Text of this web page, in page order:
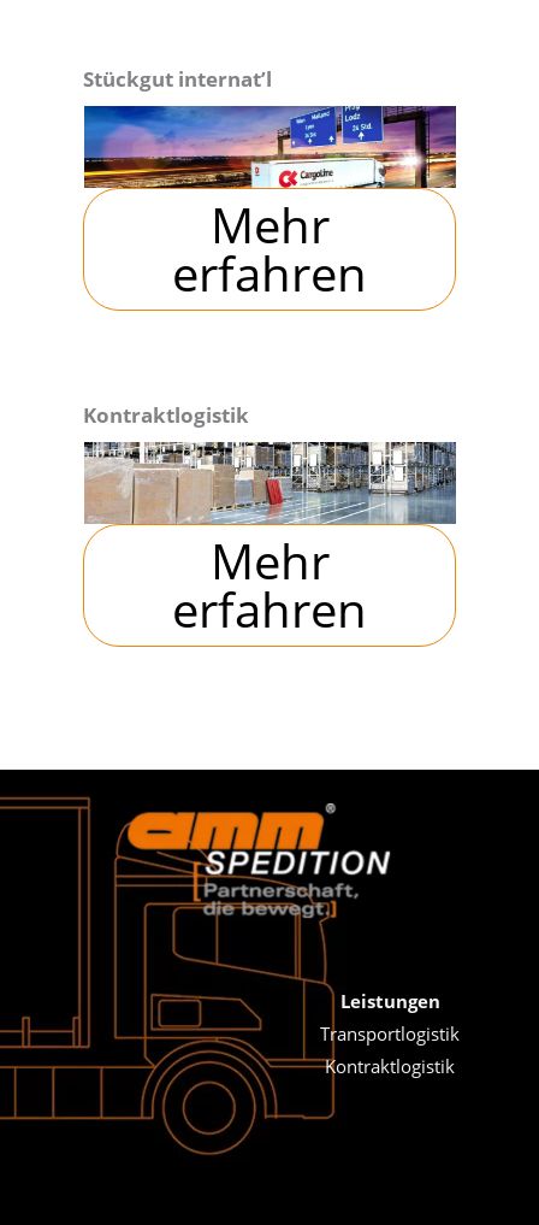
Stückgut internat’l
Mehr
erfahren
Kontraktlogistik
Mehr
erfahren
Leistungen
Transportlogistik
Kontraktlogistik